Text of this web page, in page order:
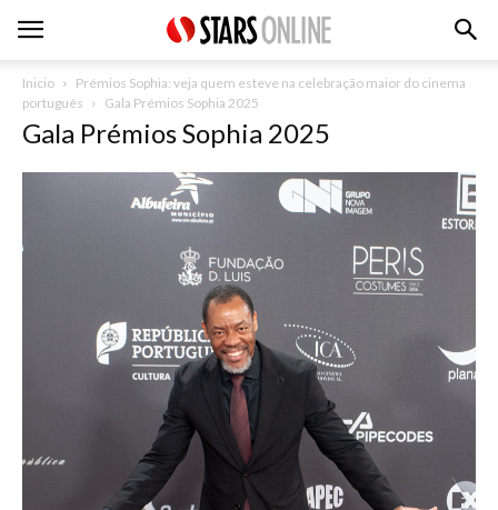
Inicio
Prémios Sophia: veja quem esteve na celebração maior do cinema
português
Gala Prémios Sophia 2025
Gala Prémios Sophia 2025